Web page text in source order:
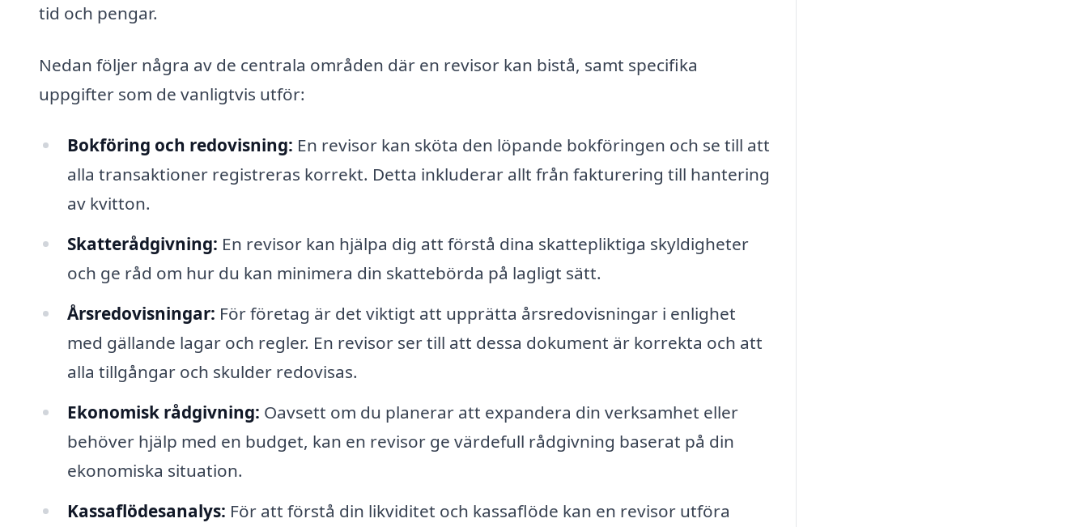
tid och pengar.
Nedan följer några av de centrala områden där en revisor kan bistå, samt specifika
uppgifter som de vanligtvis utför:
Bokföring och redovisning: En revisor kan sköta den löpande bokföringen och se till att
alla transaktioner registreras korrekt. Detta inkluderar allt från fakturering till hantering
av kvitton.
Skatterådgivning: En revisor kan hjälpa dig att förstå dina skattepliktiga skyldigheter
och ge råd om hur du kan minimera din skattebörda på lagligt sätt.
Årsredovisningar: För företag är det viktigt att upprätta årsredovisningar i enlighet
med gällande lagar och regler. En revisor ser till att dessa dokument är korrekta och att
alla tillgångar och skulder redovisas.
Ekonomisk rådgivning: Oavsett om du planerar att expandera din verksamhet eller
behöver hjälp med en budget, kan en revisor ge värdefull rådgivning baserat på din
ekonomiska situation.
Kassaflödesanalys: För att förstå din likviditet och kassaflöde kan en revisor utföra